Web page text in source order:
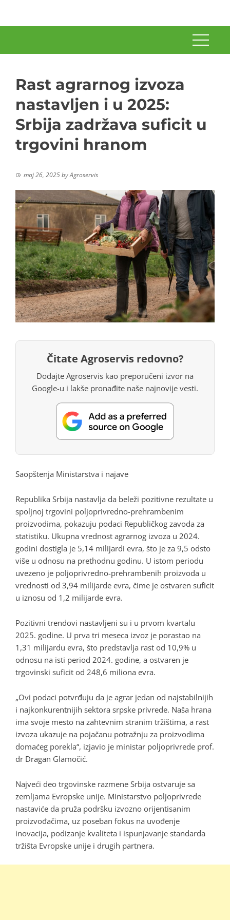
Rast agrarnog izvoza
nastavljen i u 2025:
Srbija zadržava suficit u
trgovini hranom
maj 26, 2025byAgroservis
Čitate Agroservis redovno?
Dodajte Agroservis kao preporučeni izvor na
Google-u i lakše pronađite naše najnovije vesti.
Saopštenja Ministarstva i najave
Republika Srbija nastavlja da beleži pozitivne rezultate u
spoljnoj trgovini poljoprivredno-prehrambenim
proizvodima, pokazuju podaci Republičkog zavoda za
statistiku. Ukupna vrednost agrarnog izvoza u 2024.
godini dostigla je 5,14 milijardi evra, što je za 9,5 odsto
više u odnosu na prethodnu godinu. U istom periodu
uvezeno je poljoprivredno-prehrambenih proizvoda u
vrednosti od 3,94 milijarde evra, čime je ostvaren suficit
u iznosu od 1,2 milijarde evra.
Pozitivni trendovi nastavljeni su i u prvom kvartalu
2025. godine. U prva tri meseca izvoz je porastao na
1,31 milijardu evra, što predstavlja rast od 10,9% u
odnosu na isti period 2024. godine, a ostvaren je
trgovinski suficit od 248,6 miliona evra.
„Ovi podaci potvrđuju da je agrar jedan od najstabilnijih
i najkonkurentnijih sektora srpske privrede. Naša hrana
ima svoje mesto na zahtevnim stranim tržištima, a rast
izvoza ukazuje na pojačanu potražnju za proizvodima
domaćeg porekla“, izjavio je ministar poljoprivrede prof.
dr Dragan Glamočić.
Najveći deo trgovinske razmene Srbija ostvaruje sa
zemljama Evropske unije. Ministarstvo poljoprivrede
nastaviće da pruža podršku izvozno orijentisanim
proizvođačima, uz poseban fokus na uvođenje
inovacija, podizanje kvaliteta i ispunjavanje standarda
tržišta Evropske unije i drugih partnera.